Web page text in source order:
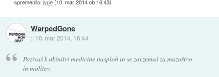
spremenilo:jype(10. mar 2014 ob 16:43)
WarpedGone
:: 10. mar 2014, 16:44
Pozivaš k ukinitvi medicine nasploh in se zavzemaš za mazaštvo
in molitev.